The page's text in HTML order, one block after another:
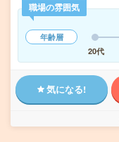
職場の雰囲気
年齢層
20代
気になる!